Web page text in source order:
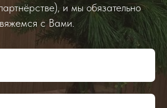
и мы обязательно
с Вами.